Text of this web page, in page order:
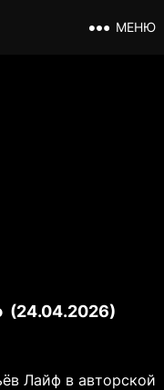
МЕНЮ
(24.04.2026)
Лайф в авторской